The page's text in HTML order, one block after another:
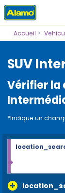
Accueil
SUV
Vérifier la
*Indique un